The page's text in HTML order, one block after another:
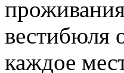
вестибюля
каждое